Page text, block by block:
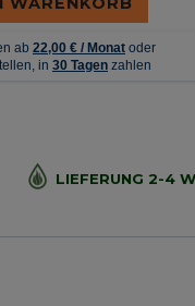
LIEFERUNG 2-4